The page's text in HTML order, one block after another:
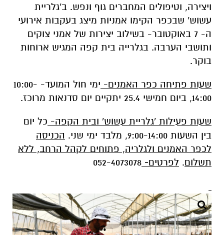
ויצירה, וטיפולים המחברים גוף ונפש. ב'גלריית
עשוש' שבכפר הקימו אמניות מיצג בעקבות אירועי
ה- 7 באוקטובר- בשילוב יצירות של אמני צוקים
ותושבי הערבה. בגלרייה בית קפה המגיש ארוחות
בוקר.
שעות פתיחה כפר האמנים-
ימי חול המועד- 10:00-
14:00, ביום חמישי 25.4 יתקיים יום סדנאות מרוכז.
שעות פעילות 'גלריית עשוש' ובית הקפה- כל יום
בין השעות 9:00-14:00, מלבד ימי שני.
הכניסה
לכפר האמנים ולגלריה, פתוחים לקהל הרחב, ללא
תשלום. לפרטים-
052-4073078